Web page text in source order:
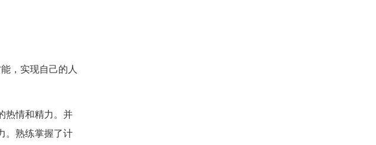
，实现自己的人
热情和精力。并
。熟练掌握了计